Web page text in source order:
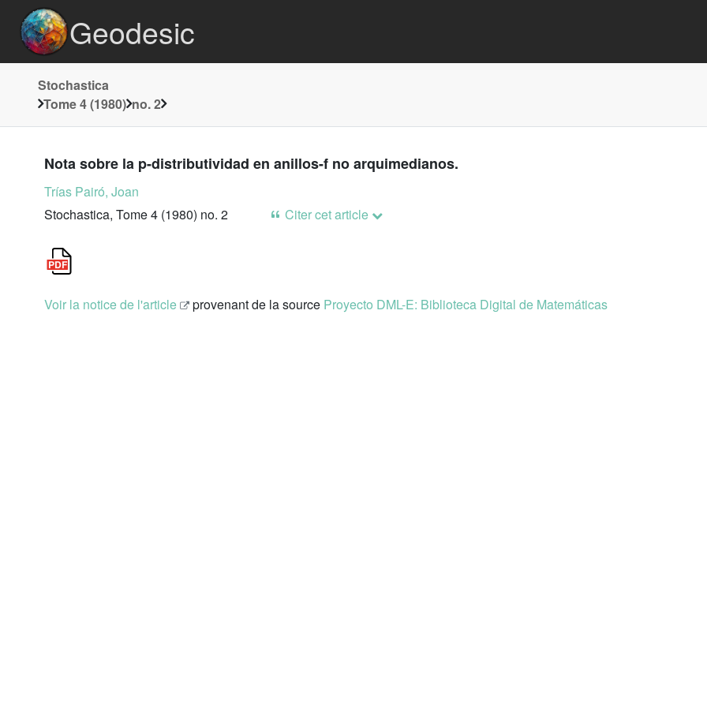
Geodesic
Stochastica
Tome 4 (1980) no. 2
Nota sobre la p-distributividad en anillos-f no arquimedianos.
Trías Pairó, Joan
Stochastica, Tome 4 (1980) no. 2
Citer cet article
Voir la notice de l'article provenant de la source Proyecto DML-E: Biblioteca Digital de Matemáticas